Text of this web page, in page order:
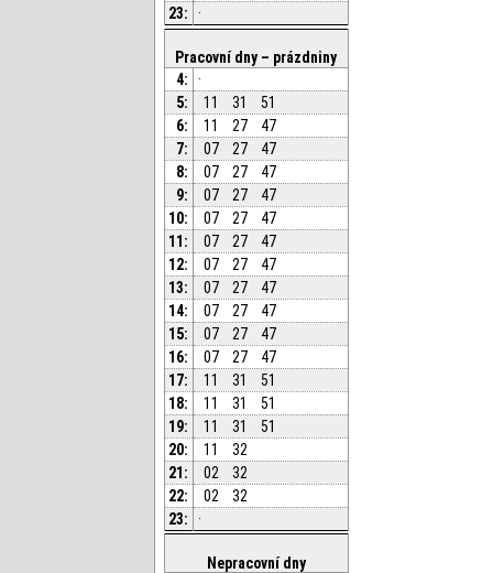
23:
·
Pracovní dny – prázdniny
4:
·
5:
11 31
51
6:
11 27
47
7:
07 27
47
8:
07 27
47
9:
07 27
47
10:
07 27
47
11:
07 27
47
12:
07 27
47
13:
07 27
47
14:
07 27
47
15:
07 27
47
16:
07 27
47
17:
11 31
51
18:
11 31
51
19:
11 31
51
20:
11
32
21:
02
32
22:
02
32
23:
·
Nepracovní dny